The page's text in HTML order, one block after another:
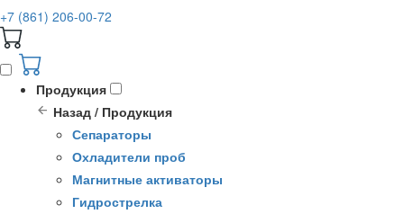
+7 (861) 206-00-72
Продукция
Назад / Продукция
Сепараторы
Охладители проб
Магнитные активаторы
Гидрострелка